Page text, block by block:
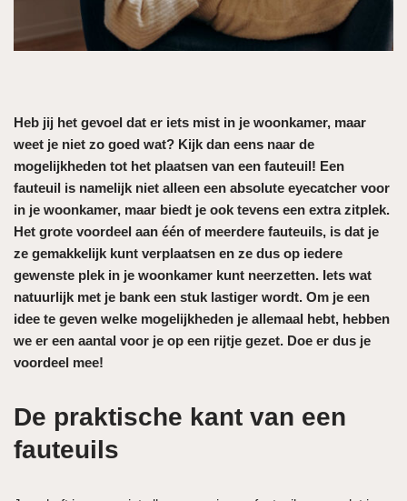
Heb jij het gevoel dat er iets mist in je woonkamer, maar
weet je niet zo goed wat? Kijk dan eens naar de
mogelijkheden tot het plaatsen van een fauteuil! Een
fauteuil is namelijk niet alleen een absolute eyecatcher voor
in je woonkamer, maar biedt je ook tevens een extra zitplek.
Het grote voordeel aan één of meerdere fauteuils, is dat je
ze gemakkelijk kunt verplaatsen en ze dus op iedere
gewenste plek in je woonkamer kunt neerzetten. Iets wat
natuurlijk met je bank een stuk lastiger wordt. Om je een
idee te geven welke mogelijkheden je allemaal hebt, hebben
we er een aantal voor je op een rijtje gezet. Doe er dus je
voordeel mee!
De praktische kant van een
fauteuils